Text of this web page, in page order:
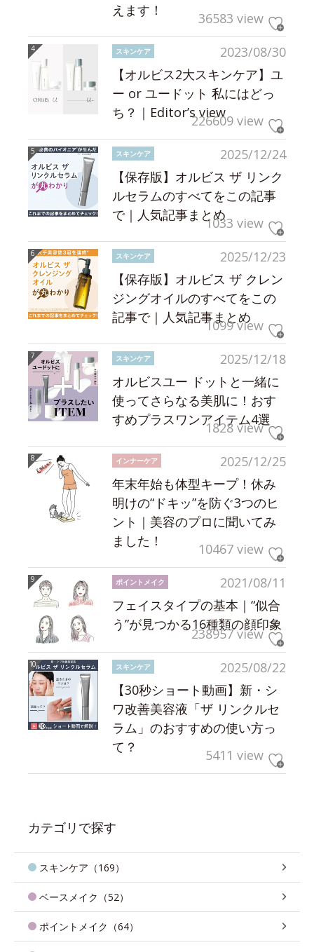
えます！
36583 view
2023/08/30
スキンケア
【オルビス2大スキンケア】ユ
ー or ユードット 私にはどっ
ち？｜Editor’s view226609 view
2025/12/24
スキンケア
【保存版】オルビス ザ リンク
ルセラムのすべてをこの記事
で｜人気記事まとめ1033 view
2025/12/23
スキンケア
【保存版】オルビス ザ クレン
ジングオイルのすべてをこの
記事で｜人気記事まとめ
1099 view
2025/12/18
スキンケア
オルビスユー ドットと一緒に
使ってさらなる美肌に！おす
すめプラスワンアイテム4選
1828 view
2025/12/25
インナーケア
年末年始も体型キープ！休み
明けの“ドキッ”を防ぐ3つのヒ
ント｜美容のプロに聞いてみ
ました！
10467 view
2021/08/11
ポイントメイク
フェイスタイプの基本｜“似合
う”が見つかる16種類の顔印象
238957 view
2025/08/22
スキンケア
【30秒ショート動画】新・シ
ワ改善美容液「ザ リンクルセ
ラム」のおすすめの使い方っ
て？
5411 view
カテゴリで探す
スキンケア（169）
ベースメイク（52）
ポイントメイク（64）